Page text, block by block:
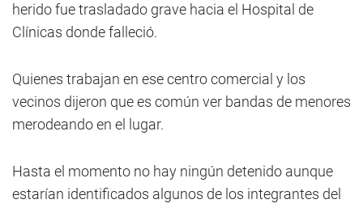
herido fue trasladado grave hacia el Hospital de
Clínicas donde falleció.
Quienes trabajan en ese centro comercial y los
vecinos dijeron que es común ver bandas de menores
merodeando en el lugar.
Hasta el momento no hay ningún detenido aunque
estarían identificados algunos de los integrantes del